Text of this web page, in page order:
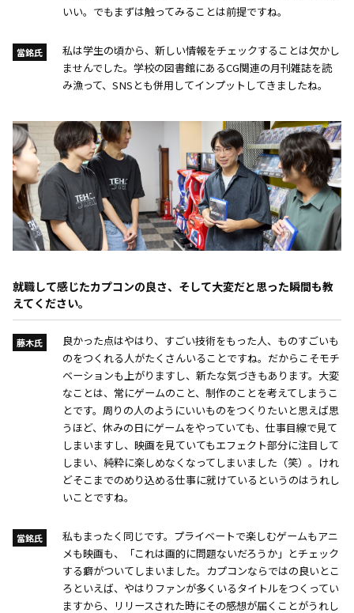
いい。でもまずは触ってみることは前提ですね。
當銘氏
私は学生の頃から、新しい情報をチェックすることは欠かし
ませんでした。学校の図書館にあるCG関連の月刊雑誌を読
み漁って、SNSとも併用してインプットしてきましたね。
就職して感じたカプコンの良さ、そして大変だと思った瞬間も教
えてください。
藤木氏
良かった点はやはり、すごい技術をもった人、ものすごいも
のをつくれる人がたくさんいることですね。だからこそモチ
ベーションも上がりますし、新たな気づきもあります。大変
なことは、常にゲームのこと、制作のことを考えてしまうこ
とです。周りの人のようにいいものをつくりたいと思えば思
うほど、休みの日にゲームをやっていても、仕事目線で見て
しまいますし、映画を見ていてもエフェクト部分に注目して
しまい、純粋に楽しめなくなってしまいました（笑）。けれ
どそこまでのめり込める仕事に就けているというのはうれし
いことですね。
當銘氏
私もまったく同じです。プライベートで楽しむゲームもアニ
メも映画も、「これは画的に問題ないだろうか」とチェック
する癖がついてしまいました。カプコンならではの良いとこ
ろといえば、やはりファンが多くいるタイトルをつくってい
ますから、リリースされた時にその感想が届くことがうれし